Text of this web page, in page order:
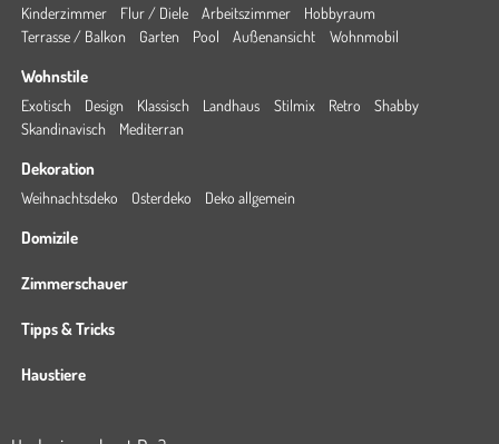
Kinderzimmer
Flur / Diele Arbeitszimmer
Hobbyraum
Terrasse / Balkon
Garten Pool Außenansicht Wohnmobil
Wohnstile
Exotisch Design Klassisch Landhaus Stilmix Retro
Shabby
Skandinavisch
Mediterran
Dekoration
Weihnachtsdeko Osterdeko Deko allgemein
Domizile
Zimmerschauer
Tipps & Tricks
Haustiere